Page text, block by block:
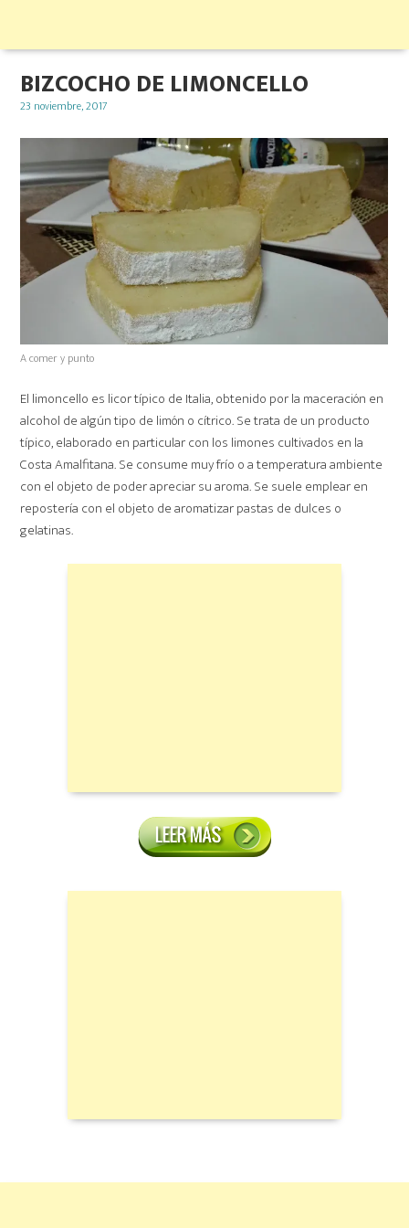
BIZCOCHO DE LIMONCELLO
Posted
23 noviembre, 2017
A comer y punto
El limoncello es licor típico de Italia, obtenido por la maceración en
alcohol de algún tipo de limón o cítrico. Se trata de un producto
típico, elaborado en particular con los limones cultivados en la
Costa Amalfitana. Se consume muy frío o a temperatura ambiente
con el objeto de poder apreciar su aroma. Se suele emplear en
repostería con el objeto de aromatizar pastas de dulces o
gelatinas.